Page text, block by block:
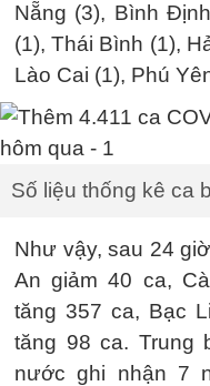
Nẵng (3), Bình
(1), Thái Bình (1),
Lào Cai (1), Phú
Số liệu thống kê ca
Như vậy, sau 24
An giảm 40 ca,
tăng 357 ca, Bạc
tăng 98 ca. Trung
nước ghi nhận 7